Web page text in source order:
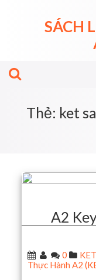
SÁCH
Thẻ: ket
A2
0
Thực Hành A2